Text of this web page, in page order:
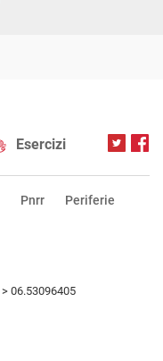
Esercizi
Pnrr Periferie
> 06.53096405